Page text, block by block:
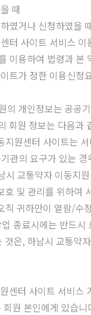
때
였거나 신청하였을
터 사이트 서비스
이용하여 법령과 본
트가 정한 이용신청
의 개인정보는 공공
회원 정보는 다음과
원센터 사이트는
관의 요구가 있는
시 교통약자 이동지
및 관리를 위하
귀하만이 열람/
종료시에는 반드시
은, 하남시 교통약
센터 사이트 서비
원 본인에게 있습니